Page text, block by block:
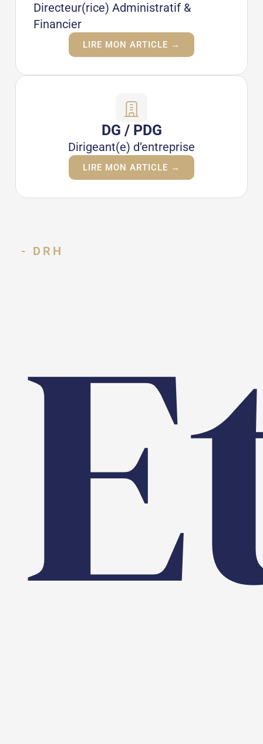
Directeur(rice) Administratif &
Financier
LIRE MON ARTICLE →
DG / PDG
Dirigeant(e) d’entreprise
LIRE MON ARTICLE →
- DRH